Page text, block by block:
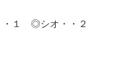
１ ◎シオ・・２